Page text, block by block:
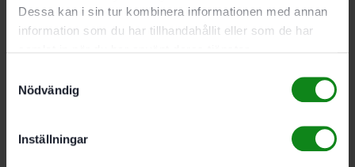
Dessa kan i sin tur kombinera informationen med annan
information som du har tillhandahållit eller som de har
Nödvändig
Inställningar
Bli först med att recensera ”Festool Sticksågsblad S
145/4 FSG 5-pack”
för att skriva en recension.